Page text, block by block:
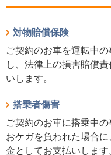
対物賠償保険
ご契約のお車を運転中
し、法律上の損害賠償
いします。
搭乗者傷害
ご契約のお車に搭乗中
おケガを負われた場合
金としてお支払いします